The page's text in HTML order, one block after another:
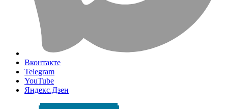
Вконтакте
Telegram
YouTube
Яндекс.Дзен